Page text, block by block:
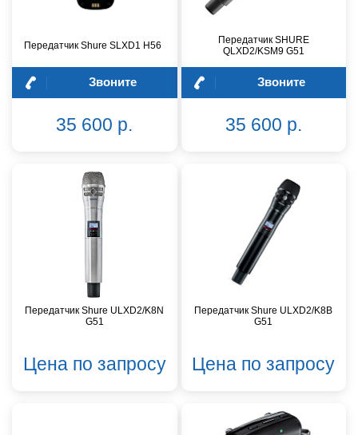
Передатчик Shure SLXD1 H56
Звоните
35 600 р.
Передатчик SHURE
QLXD2/KSM9 G51
Звоните
35 600 р.
Передатчик Shure ULXD2/K8N
G51
Цена по запросу
Передатчик Shure ULXD2/K8B
G51
Цена по запросу